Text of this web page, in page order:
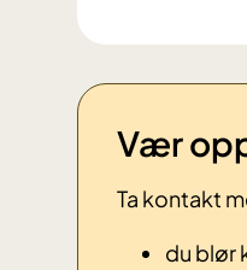
Vær
Ta kontakt
du blør